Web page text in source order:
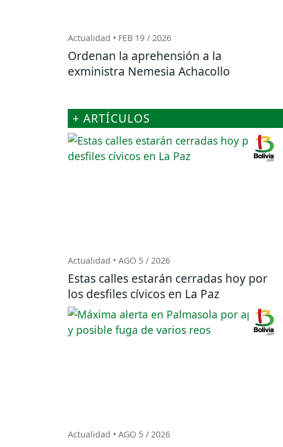
Actualidad • FEB 19 / 2026
Ordenan la aprehensión a la
exministra Nemesia Achacollo
+ ARTÍCULOS
Actualidad • AGO 5 / 2026
Estas calles estarán cerradas hoy por
los desfiles cívicos en La Paz
Actualidad • AGO 5 / 2026